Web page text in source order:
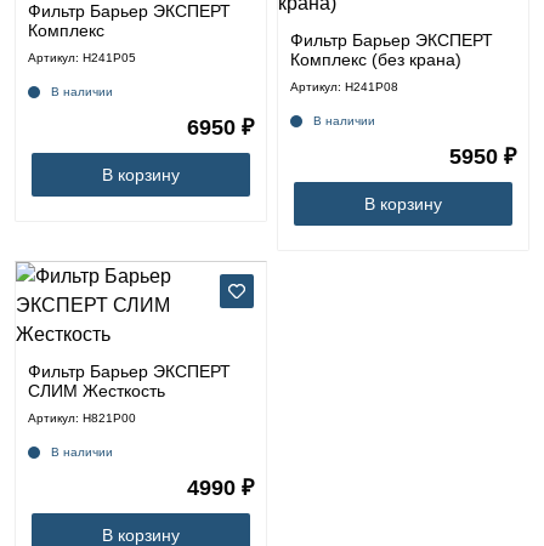
Фильтр Барьер ЭКСПЕРТ
Комплекс
Артикул: Н241Р05
В наличии
6950 ₽
В корзину
Фильтр Барьер ЭКСПЕРТ
Комплекс (без крана)
Артикул: Н241Р08
В наличии
5950 ₽
В корзину
Фильтр Барьер ЭКСПЕРТ
СЛИМ Жесткость
Артикул: Н821Р00
В наличии
4990 ₽
В корзину